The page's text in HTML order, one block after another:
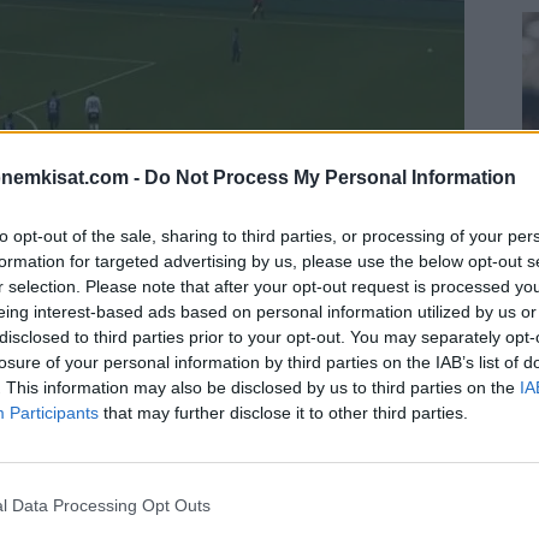
- Do Not Process My Personal Information
opt-out of the sale, sharing to third parties, or processing of your
for targeted advertising by us, please use the below opt-out
selection. Please note that after your opt-out request is processed
interest-based ads based on personal information utilized by us
to third parties prior to your opt-out. You may separately
of your personal information by third parties on the IAB’s list of
This information may also be disclosed by us to third parties on the
Participants that may further disclose it to other third parties.
Data Processing Opt Outs
Örebro on joutunut todella
Allsvenskanissa.
Siriusta vastaan useampia pelaajia, jotka